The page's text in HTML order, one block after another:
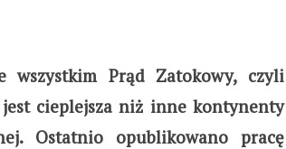
wszystkim Prąd Zatokowy, czyli
cieplejsza niż inne kontynenty
Ostatnio opublikowano pracę